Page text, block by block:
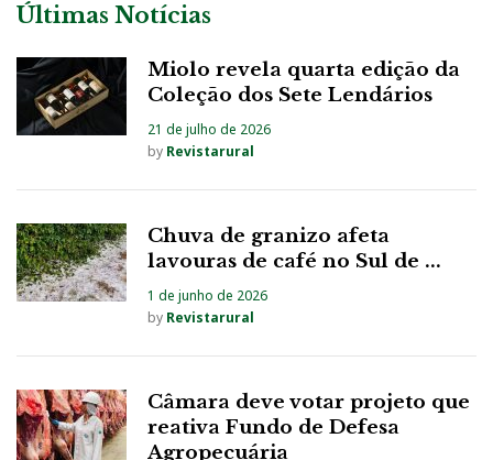
Últimas Notícias
Miolo revela quarta edição da
Coleção dos Sete Lendários
21 de julho de 2026
by Revistarural
Chuva de granizo afeta
lavouras de café no Sul de ...
1 de junho de 2026
by Revistarural
Câmara deve votar projeto que
reativa Fundo de Defesa
Agropecuária